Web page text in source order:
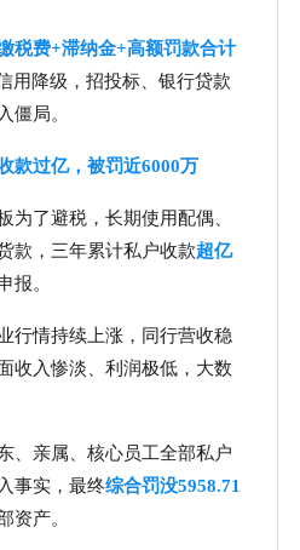
税费+滞纳金+高额罚款合计
用降级，招投标、银行贷款
僵局。
款过亿，被罚近6000万
为了避税，长期使用配偶、
款，三年累计私户收款超亿
报。
行情持续上涨，同行营收稳
收入惨淡、利润极低，大数
、亲属、核心员工全部私户
事实，最终综合罚没5958.71
资产。